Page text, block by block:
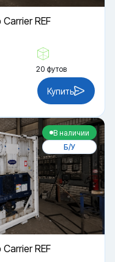
REF
20 футов
Купить
В наличии
Б/У
REF